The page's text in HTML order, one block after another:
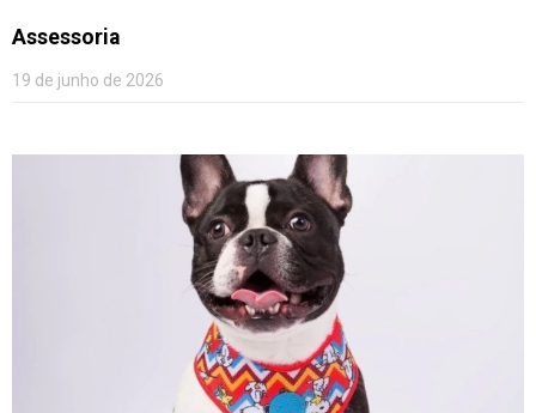
Entretenimento
Assessoria
19 de junho de 2026